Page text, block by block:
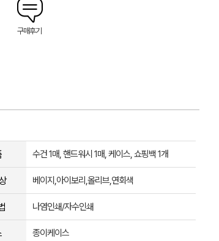
구매후기
수건 1매, 핸드워시 1매, 케이스, 쇼핑백 1개
베이지,아이보리,올리브,연회색
나염인쇄/자수인쇄
종이케이스